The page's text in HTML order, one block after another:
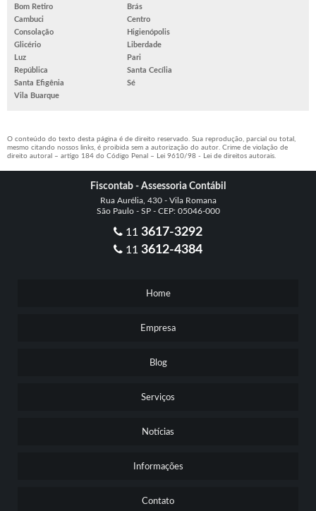
Bom Retiro
Brás
Cambuci
Centro
Consolação
Higienópolis
Glicério
Liberdade
Luz
Pari
República
Santa Cecília
Santa Efigênia
Sé
Vila Buarque
O conteúdo do texto desta página é de direito reservado. Sua reprodução, parcial ou total,
mesmo citando nossos links, é proibida sem a autorização do autor. Crime de violação de
direito autoral – artigo 184 do Código Penal – Lei 9610/98 - Lei de direitos autorais.
Fiscontab - Assessoria Contábil
Rua Aurélia, 430 - Vila Romana
São Paulo - SP - CEP: 05046-000
11 3617-3292
11 3612-4384
Home
Empresa
Blog
Serviços
Notícias
Informações
Contato